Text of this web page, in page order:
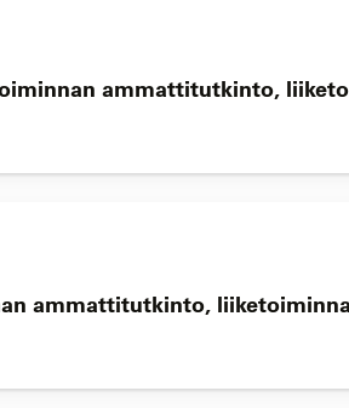
ammattitutkinto,
ammattitutkinto,